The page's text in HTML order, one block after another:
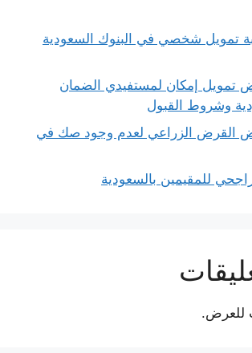
تمويل شخصي في البنوك السعودية
إمكان لمستفيدي الضمان
وشروط القبول
القرض الزراعي لعدم وجود صك في
للمقيمين بالسعودية
للعرض.